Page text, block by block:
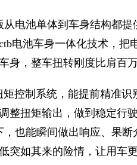
从电池单体到车身结构都
电池车身一体化技术，
身，整车扭转刚度比肩百
矩控制系统，能提前精准
整扭矩输出，做到稳定行
，也能瞬间做出响应、果
突如其来的险情，让用车